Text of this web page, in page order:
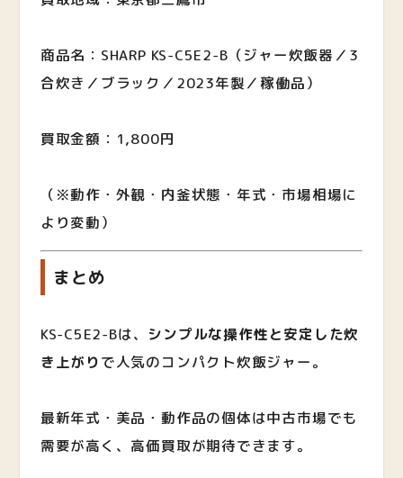
商品名：SHARP KS-C5E2-B（ジャー炊飯器／3
合炊き／ブラック／2023年製／稼働品）
買取金額：1,800円
（※動作・外観・内釜状態・年式・市場相場に
より変動）
まとめ
KS-C5E2-Bは、 シンプルな操作性と安定した炊
き上がりで人気のコンパクト炊飯ジャー。
最新年式・美品・動作品の個体は中古市場でも
需要が高く、高価買取が期待できます。